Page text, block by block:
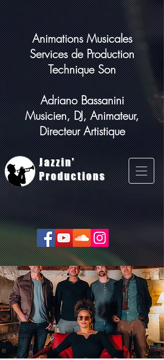
Animations Musicales
Services de Production
Technique Son
Adriano Bassanini
Musicien, DJ, Animateur,
Directeur Artistique
Jazzin'
Productions